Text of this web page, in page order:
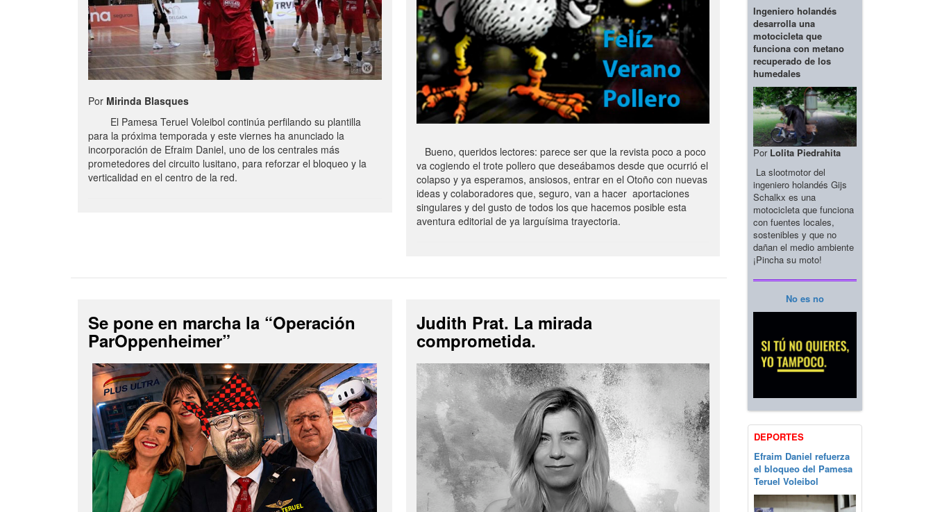
Por Mirinda Blasques
El Pamesa Teruel Voleibol continúa perfilando su plantilla
para la próxima temporada y este viernes ha anunciado la
incorporación de Efraim Daniel, uno de los centrales más
prometedores del circuito lusitano, para reforzar el bloqueo y la
verticalidad en el centro de la red.
Bueno, queridos lectores: parece ser que la revista poco a poco
va cogiendo el trote pollero que deseábamos desde que ocurrió el
colapso y ya esperamos, ansiosos, entrar en el Otoño con nuevas
ideas y colaboradores que, seguro, van a hacer aportaciones
singulares y del gusto de todos los que hacemos posible esta
aventura editorial de ya larguísima trayectoria.
Se pone en marcha la “Operación
ParOppenheimer”
Judith Prat. La mirada
comprometida.
Ingeniero holandés
desarrolla una
motocicleta que
funciona con metano
recuperado de los
humedales
Por Lolita Piedrahita
La slootmotor del
ingeniero holandés Gijs
Schalkx es una
motocicleta que funciona
con fuentes locales,
sostenibles y que no
dañan el medio ambiente
¡Pincha su moto!
No es no
DEPORTES
Efraim Daniel refuerza
el bloqueo del Pamesa
Teruel Voleibol